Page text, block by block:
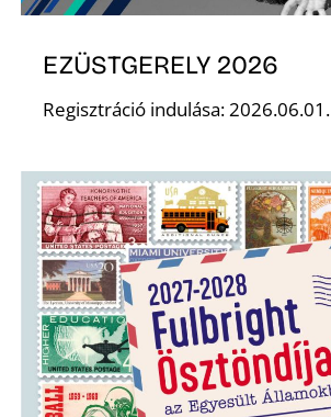
EZÜSTGERELY 2026
Regisztráció indulása: 2026.06.01.